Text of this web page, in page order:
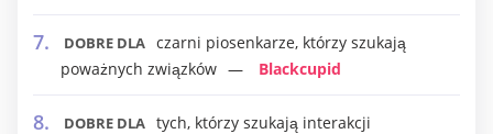
DOBRE DLA czarni piosenkarze, którzy szukają
poważnych związków
Blackcupid
DOBRE DLA tych, którzy szukają interakcji